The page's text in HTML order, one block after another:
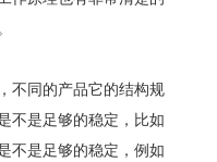
不同的产品它的结构规
不是足够的稳定，比如
不是足够的稳定，例如